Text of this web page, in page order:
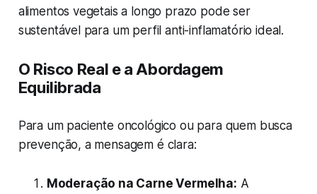
alimentos vegetais a longo prazo pode ser
sustentável para um perfil anti-inflamatório ideal.
O Risco Real e a Abordagem
Equilibrada
Para um paciente oncológico ou para quem busca
prevenção, a mensagem é clara:
Moderação na Carne Vermelha: A